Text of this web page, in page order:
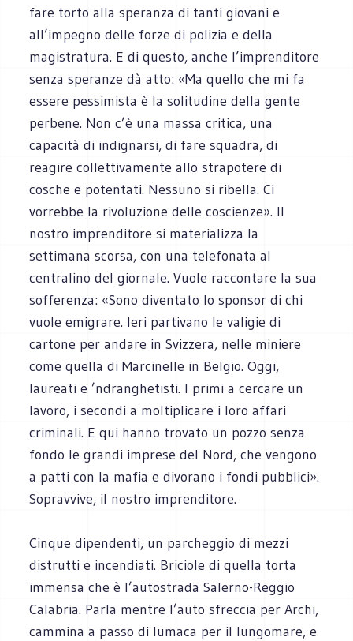
fare torto alla speranza di tanti giovani e
all’impegno delle forze di polizia e della
magistratura. E di questo, anche l’imprenditore
senza speranze dà atto: «Ma quello che mi fa
essere pessimista è la solitudine della gente
perbene. Non c’è una massa critica, una
capacità di indignarsi, di fare squadra, di
reagire collettivamente allo strapotere di
cosche e potentati. Nessuno si ribella. Ci
vorrebbe la rivoluzione delle coscienze». Il
nostro imprenditore si materializza la
settimana scorsa, con una telefonata al
centralino del giornale. Vuole raccontare la sua
sofferenza: «Sono diventato lo sponsor di chi
vuole emigrare. Ieri partivano le valigie di
cartone per andare in Svizzera, nelle miniere
come quella di Marcinelle in Belgio. Oggi,
laureati e ’ndranghetisti. I primi a cercare un
lavoro, i secondi a moltiplicare i loro affari
criminali. E qui hanno trovato un pozzo senza
fondo le grandi imprese del Nord, che vengono
a patti con la mafia e divorano i fondi pubblici».
Sopravvive, il nostro imprenditore.
Cinque dipendenti, un parcheggio di mezzi
distrutti e incendiati. Briciole di quella torta
immensa che è l’autostrada Salerno-Reggio
Calabria. Parla mentre l’auto sfreccia per Archi,
cammina a passo di lumaca per il lungomare, e